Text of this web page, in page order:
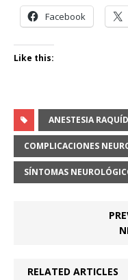
Facebook
Like this:
ANESTESIA
COMPLICACIONES
SÍNTOMAS
RELATED ARTICLES